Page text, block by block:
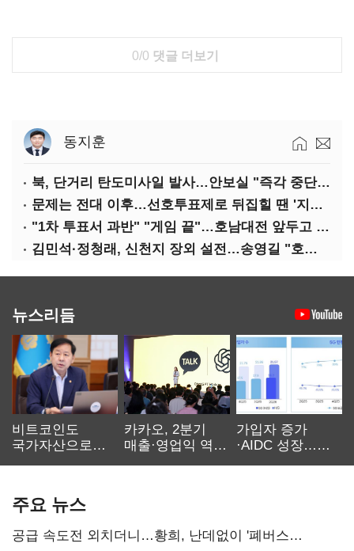
0/0 댓글 더보기
동지훈
북, 단거리 탄도미사일 발사…안보실 "즉각 중단 촉구"
문제는 전대 이후…선호투표제로 뒤집힐 땐 '지지층 불복'
"1차 투표서 과반" "게임 끝"…호남대전 앞두고 '충돌'
김민석·정청래, 신천지 장외 설전…송영길 "호남 계몽 규탄"
뉴스리듬
비트코인도
국가자산으로…'
카카오, 2분기
매출·영업익 역대
가입자 증가
·AIDC 성장…
주요 뉴스
공급 속도전 외치더니…황희, 난데없이 '폐버스